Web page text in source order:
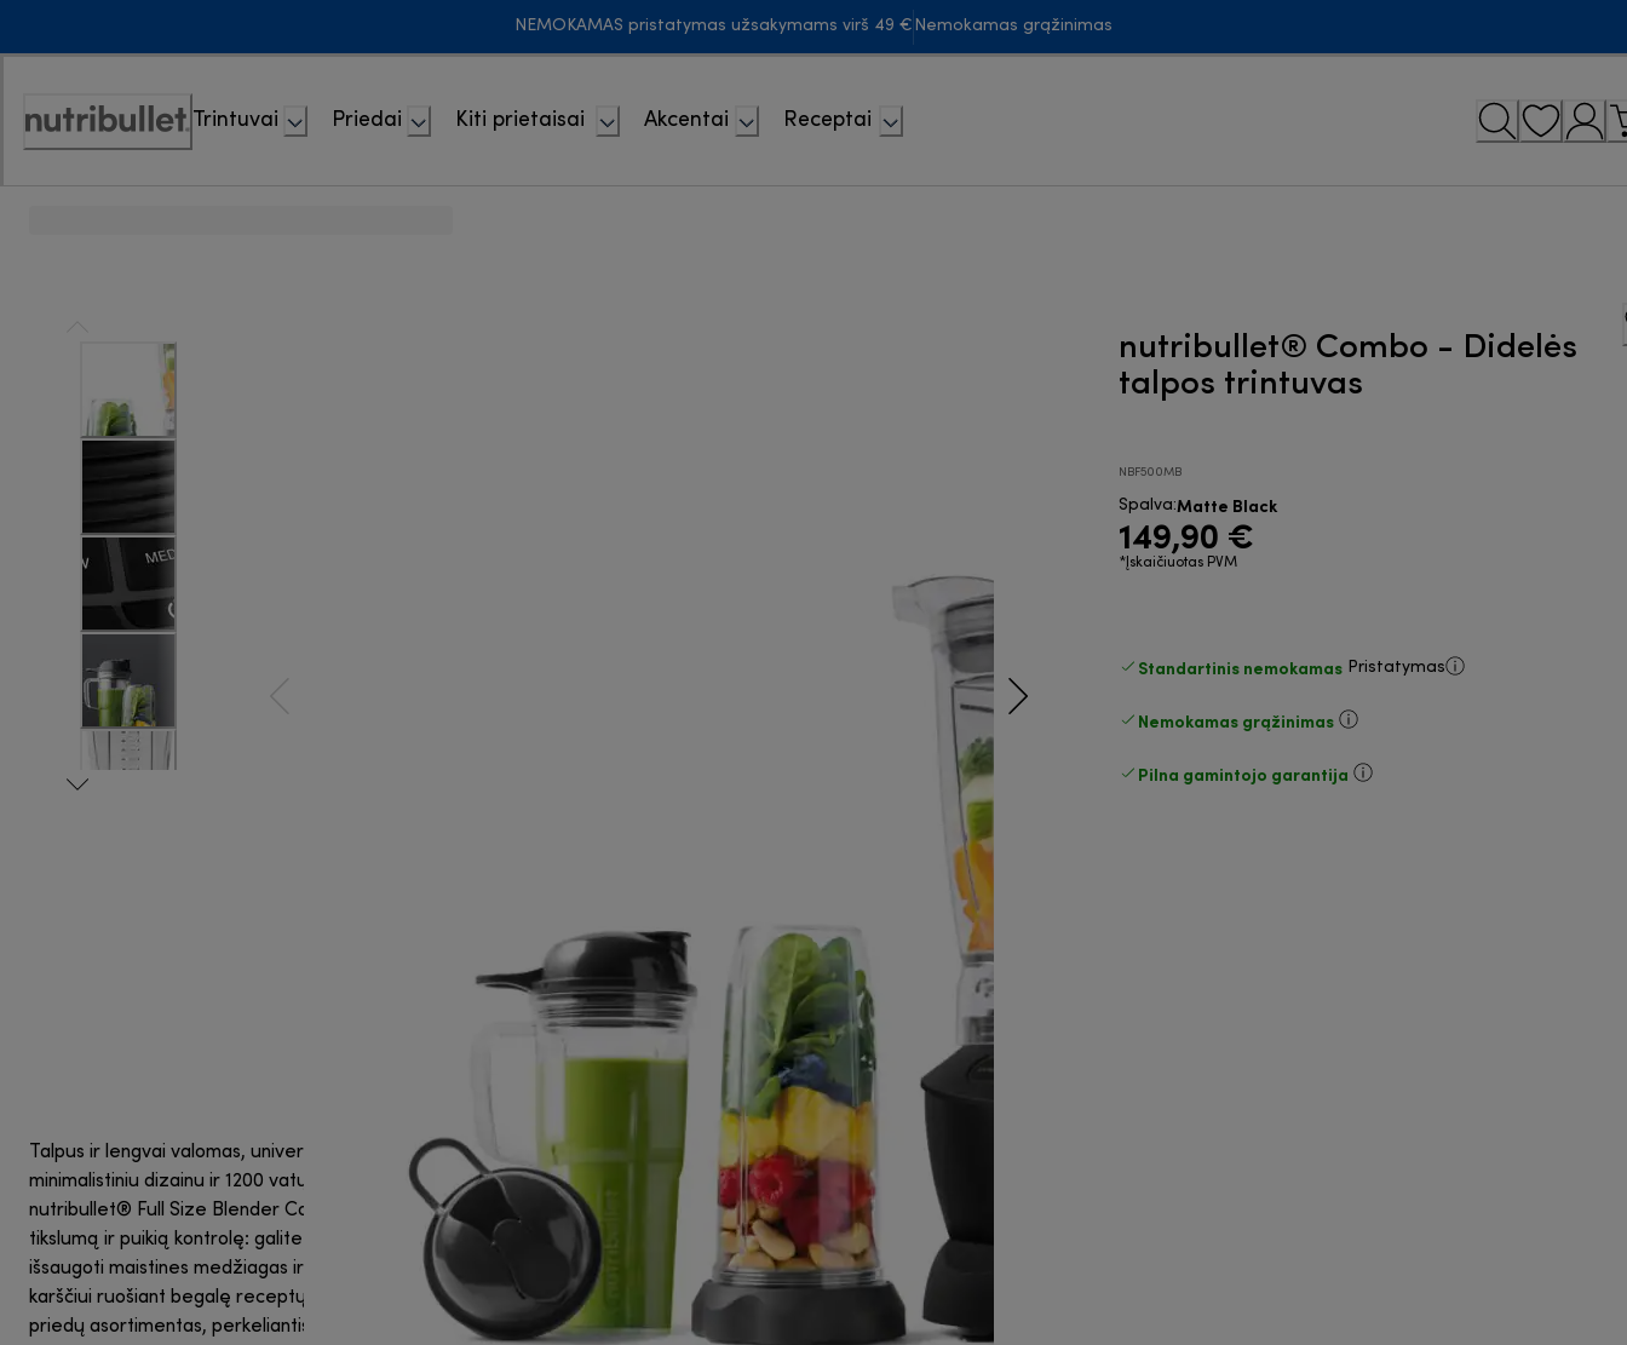
NEMOKAMAS pristatymas užsakymams virš 49 € Nemokamas grąžinimas
Accessibility
Trintuvai Priedai Kiti prietaisai Akcentai Receptai
nutribullet® Combo - Didelės
talpos trintuvas
NBF500MB
Spalva:Matte Black
149,90 €
*Įskaičiuotas PVM
Standartinis nemokamas Pristatymas
Nemokamas grąžinimas
Pilna gamintojo garantija
Talpus ir lengvai valomas, universalus ir itin našus, su
minimalistiniu dizainu ir 1200 vatų variklio baze.
nutribullet® Full Size Blender Combo užtikrina maksimalų
tikslumą ir puikią kontrolę: galite trinti skirtingais greičiais,
išsaugoti maistines medžiagas ir kliautis jo atsparumu
karščiui ruošiant begalę receptų. Be to, pridedamas
priedų asortimentas, perkeliantis jūsų nutribullet® patirtį